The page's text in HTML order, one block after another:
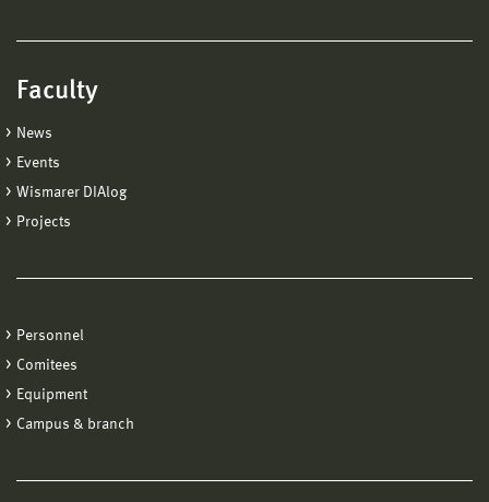
Faculty
News
Events
Wismarer DIAlog
Projects
Personnel
Comitees
Equipment
Campus & branch